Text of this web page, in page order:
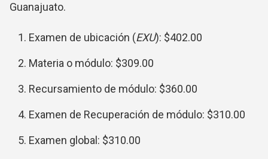
Guanajuato.
Examen de ubicación (EXU): $402.00
Materia o módulo: $309.00
Recursamiento de módulo: $360.00
Examen de Recuperación de módulo: $310.00
Examen global: $310.00